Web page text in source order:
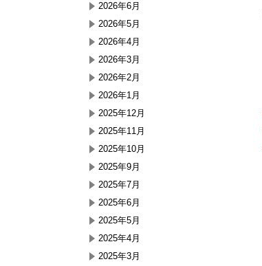
2026年6月
2026年5月
2026年4月
2026年3月
2026年2月
2026年1月
2025年12月
2025年11月
2025年10月
2025年9月
2025年7月
2025年6月
2025年5月
2025年4月
2025年3月